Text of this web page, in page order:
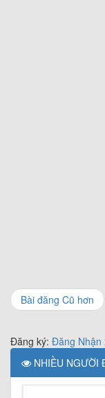
Bài đăng Cũ hơn
Đăng ký: Đăng Nhận
NHIỀU NGƯỜI